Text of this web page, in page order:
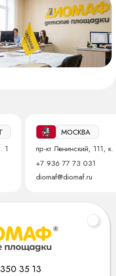
1
МОСКВА
пр-кт Ленинский, 111, к.
+7 936 77 73 031
diomaf@diomaf.ru
35 13